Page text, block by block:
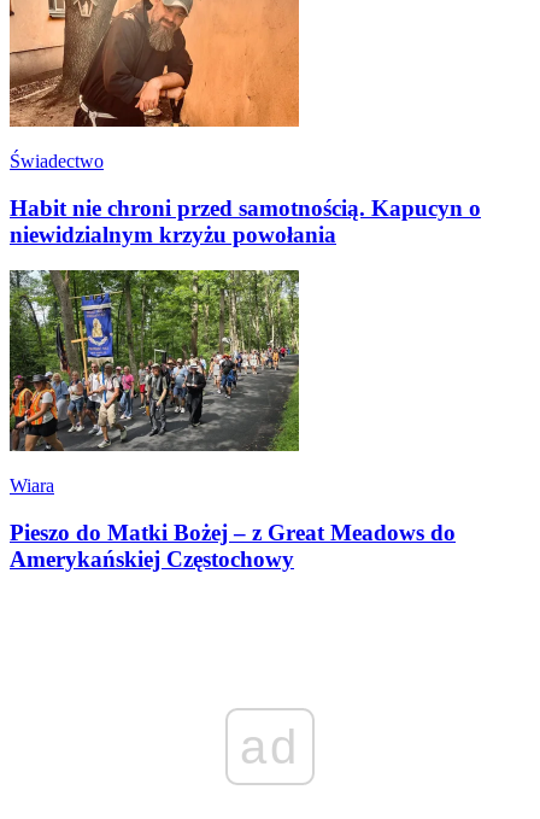
Świadectwo
Habit nie chroni przed samotnością. Kapucyn o
niewidzialnym krzyżu powołania
Wiara
Pieszo do Matki Bożej – z Great Meadows do
Amerykańskiej Częstochowy
ad